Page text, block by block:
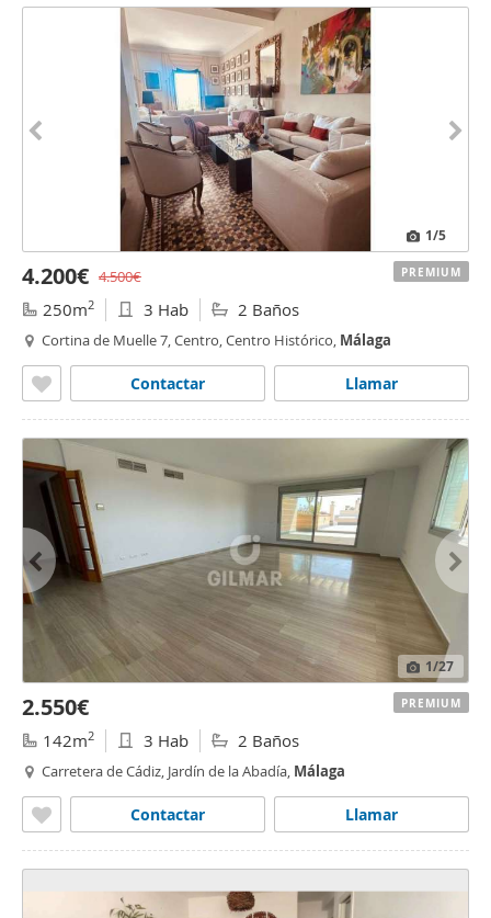
1/5
4.200€ 4.500€
250m2 3 Hab 2 Baños
Cortina de Muelle 7, Centro, Centro Histórico, Málaga
Llamar
Contactar
PREMIUM
1/27
2.550€
142m2 3 Hab 2 Baños
Carretera de Cádiz, Jardín de la Abadía, Málaga
Llamar
Contactar
PREMIUM